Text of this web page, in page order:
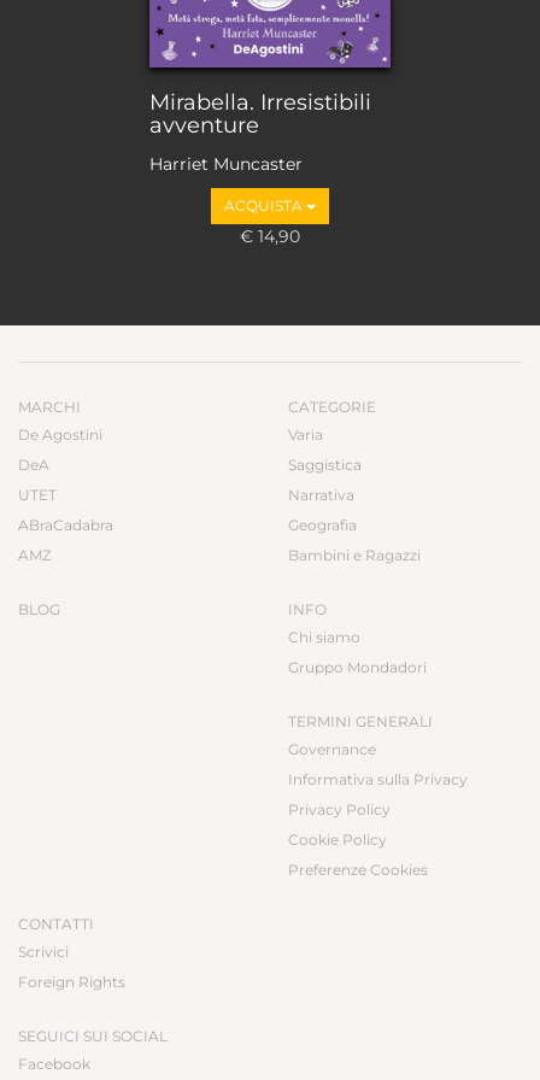
Mirabella. Irresistibili
avventure
Harriet Muncaster
ACQUISTA
€ 14,90
MARCHI
De Agostini
DeA
UTET
ABraCadabra
AMZ
BLOG
CATEGORIE
Varia
Saggistica
Narrativa
Geografia
Bambini e Ragazzi
INFO
Chi siamo
Gruppo Mondadori
TERMINI GENERALI
Governance
Informativa sulla Privacy
Privacy Policy
Cookie Policy
Preferenze Cookies
CONTATTI
Scrivici
Foreign Rights
SEGUICI SUI SOCIAL
Facebook